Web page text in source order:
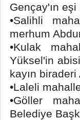
Gençay'ın
•Salihli
merhum
•Kulak
Yüksel'in
kayın
•Laleli
•Göller
Belediye